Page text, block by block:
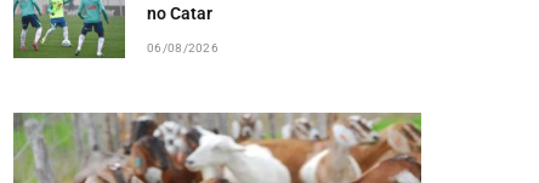
no Catar
06/08/2026